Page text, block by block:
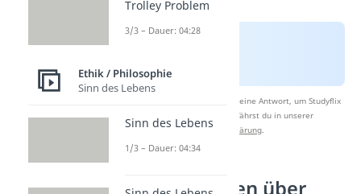
Nach Beantwortung speichern wir deine Antwort, um Studyflix
zu verbessern. Mehr dazu erfährst du in unserer
Datenschutzerklärung.
Deep Talk Fragen über
Trolley Problem
3/3 – Dauer: 04:28
Ethik / Philosophie
Sinn des Lebens
Sinn des Lebens
1/3 – Dauer: 04:34